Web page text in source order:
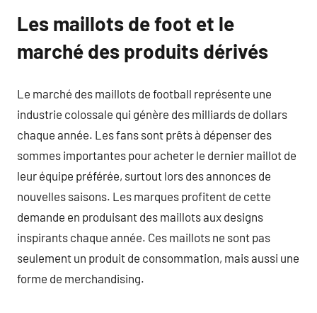
Les maillots de foot et le
marché des produits dérivés
Le marché des maillots de football représente une
industrie colossale qui génère des milliards de dollars
chaque année. Les fans sont prêts à dépenser des
sommes importantes pour acheter le dernier maillot de
leur équipe préférée, surtout lors des annonces de
nouvelles saisons. Les marques profitent de cette
demande en produisant des maillots aux designs
inspirants chaque année. Ces maillots ne sont pas
seulement un produit de consommation, mais aussi une
forme de merchandising.